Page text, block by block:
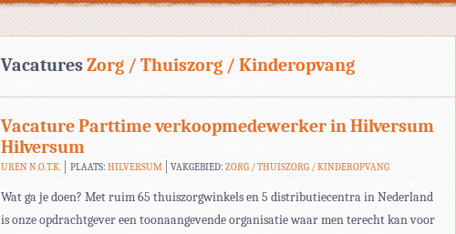
VacaturesZorg / Thuiszorg / Kinderopvang
Vacature Parttime verkoopmedewerker in Hilversum
Hilversum
UREN N.O.T.K. PLAATS: HILVERSUM VAKGEBIED:ZORG / THUISZORG / KINDEROPVANG
Wat ga je doen? Met ruim 65 thuiszorgwinkels en 5 distributiecentra in Nederland
is onze opdrachtgever een toonaangevende organisatie waar men terecht kan voor